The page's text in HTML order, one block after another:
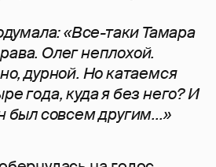
«Все-таки Тамара
Олег неплохой.
дурной. Но катаемся
года, куда я без него? И
был совсем другим...»